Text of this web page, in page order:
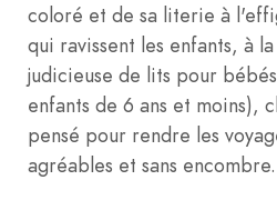
coloré et de sa literie à
qui ravissent les enfants, à
judicieuse de lits pour
enfants de 6 ans et moins),
pensé pour rendre les
agréables et sans encombre.